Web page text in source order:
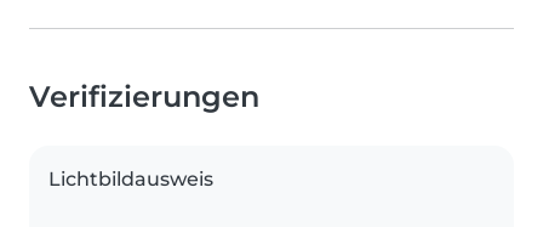
Verifizierungen
Lichtbildausweis